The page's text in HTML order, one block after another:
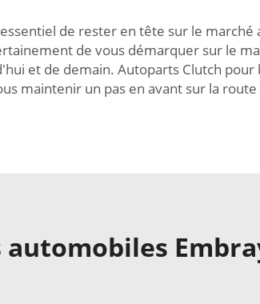
de rester en tête sur le
de vous démarquer sur le
et de demain. Autoparts Clutch
maintenir un pas en avant sur la
automobiles